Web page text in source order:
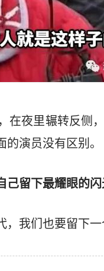
在夜里辗转反侧
演员没有区别。
留下最耀眼的闪
我们也要留下一